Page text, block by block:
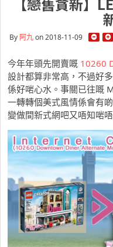
By 阿九on 2018-11-09
今年年頭先開賣嘅 10260
設計都算非常高，不過好
係好啱心水。事關已往嘅
一轉轉個美式風情係會有
變做間新式網吧又唔知啱